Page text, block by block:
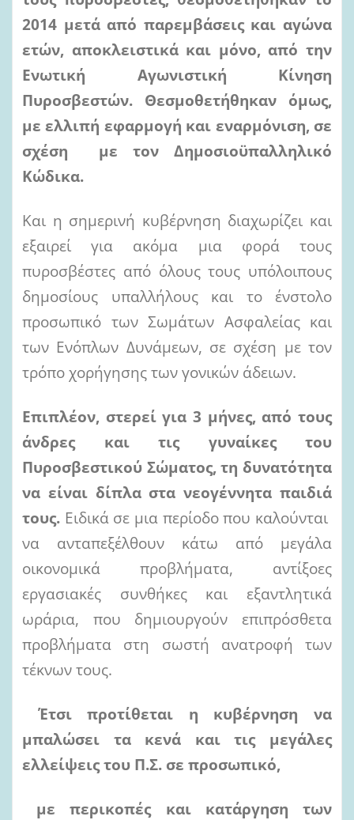
2014 μετά από παρεμβάσεις και αγώνα
ετών, αποκλειστικά και μόνο, από την
Ενωτική Αγωνιστική Κίνηση
Πυροσβεστών. Θεσμοθετήθηκαν όμως,
με ελλιπή εφαρμογή και εναρμόνιση, σε
σχέση με τον Δημοσιοϋπαλληλικό
Κώδικα.
Και η σημερινή κυβέρνηση διαχωρίζει και
εξαιρεί για ακόμα μια φορά τους
πυροσβέστες από όλους τους υπόλοιπους
δημοσίους υπαλλήλους και το ένστολο
προσωπικό των Σωμάτων Ασφαλείας και
των Ενόπλων Δυνάμεων, σε σχέση με τον
τρόπο χορήγησης των γονικών άδειων.
Επιπλέον, στερεί για 3 μήνες, από τους
άνδρες και τις γυναίκες του
Πυροσβεστικού Σώματος, τη δυνατότητα
να είναι δίπλα στα νεογέννητα παιδιά
τους. Ειδικά σε μια περίοδο που καλούνται
να ανταπεξέλθουν κάτω από μεγάλα
οικονομικά προβλήματα, αντίξοες
εργασιακές συνθήκες και εξαντλητικά
ωράρια, που δημιουργούν επιπρόσθετα
προβλήματα στη σωστή ανατροφή των
τέκνων τους.
Έτσι προτίθεται η κυβέρνηση να
μπαλώσει τα κενά και τις μεγάλες
ελλείψεις του Π.Σ. σε προσωπικό,
με περικοπές και κατάργηση των